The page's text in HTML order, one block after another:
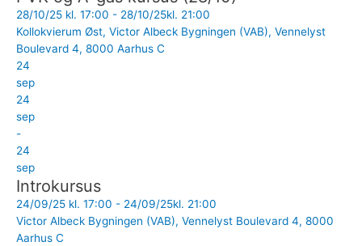
28/10/25 kl. 17:00 - 28/10/25kl. 21:00
Kollokvierum Øst, Victor Albeck Bygningen (VAB), Vennelyst
Boulevard 4, 8000 Aarhus C
24
sep
24
sep
-
24
sep
Introkursus
24/09/25 kl. 17:00 - 24/09/25kl. 21:00
Victor Albeck Bygningen (VAB), Vennelyst Boulevard 4, 8000
Aarhus C